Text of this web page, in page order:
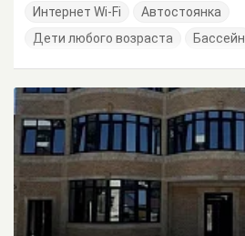
Интернет Wi-Fi
Автостоянка
Дети любого возраста
Бассейн